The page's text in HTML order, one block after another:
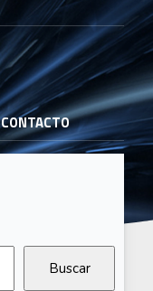
CONTACTO